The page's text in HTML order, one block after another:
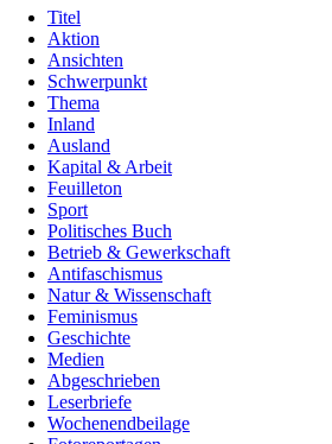
Titel
Aktion
Ansichten
Schwerpunkt
Thema
Inland
Ausland
Kapital & Arbeit
Feuilleton
Sport
Politisches Buch
Betrieb & Gewerkschaft
Antifaschismus
Natur & Wissenschaft
Feminismus
Geschichte
Medien
Abgeschrieben
Leserbriefe
Wochenendbeilage